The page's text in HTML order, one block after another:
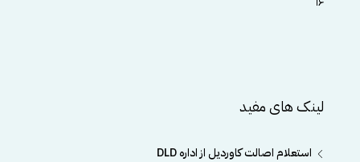
لینک های مفید
استعلام اصالت کاوردیل از اداره DLD